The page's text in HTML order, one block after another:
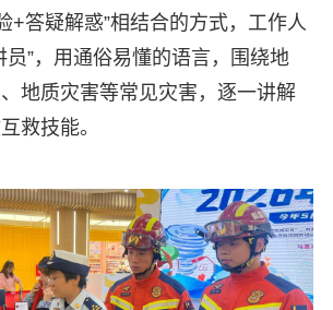
+答疑解惑”相结合的方式，工作人
员”，用通俗易懂的语言，围绕地
地质灾害等常见灾害，逐一讲解
救技能。